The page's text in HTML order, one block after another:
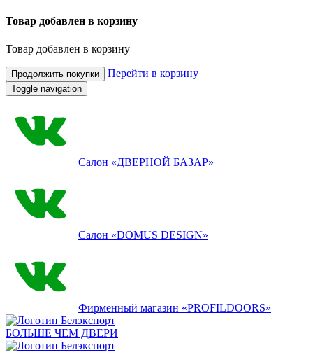
Товар добавлен в корзину
Товар добавлен в корзину
Продолжить покупки Перейти в корзину
Toggle navigation
Салон «ДВЕРНОЙ БАЗАР»
Салон «DOMUS DESIGN»
Фирменный магазин «PROFILDOORS»
БОЛЬШЕ ЧЕМ ДВЕРИ